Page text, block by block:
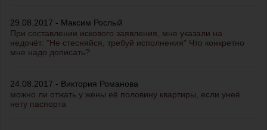
29.08.2017 - Максим Рослый
При составлении искового заявления, мне указали на
недочёт: "Не стесняйся, требуй исполнения" Что конкретно
мне надо дописать?
24.08.2017 - Виктория Романова
можно ли отжать у жены её половину квартиры, если унеё
нету паспорта